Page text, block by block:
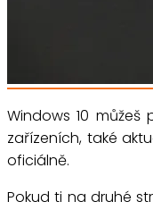
Windows 10
zařízeních, také
oficiálně.
Pokud ti na druhé